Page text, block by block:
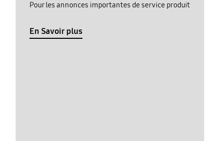
Pour les annonces importantes de service produit
En Savoir plus